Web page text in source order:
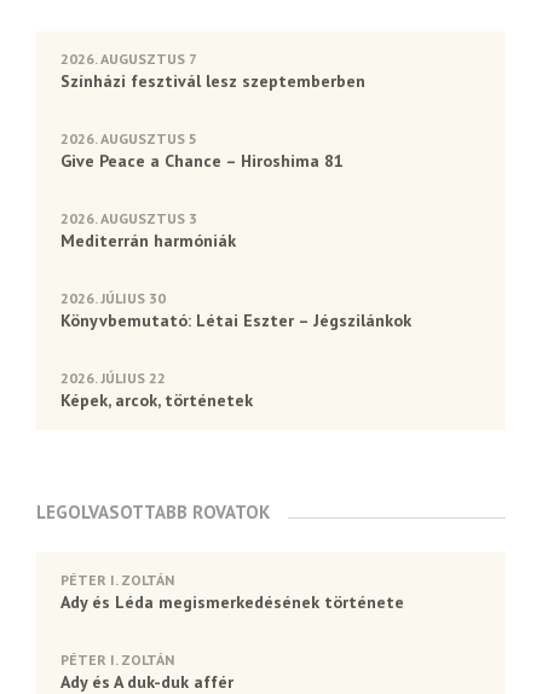
2026. AUGUSZTUS 7
Színházi fesztivál lesz szeptemberben
2026. AUGUSZTUS 5
Give Peace a Chance – Hiroshima 81
2026. AUGUSZTUS 3
Mediterrán harmóniák
2026. JÚLIUS 30
Könyvbemutató: Létai Eszter – Jégszilánkok
2026. JÚLIUS 22
Képek, arcok, történetek
LEGOLVASOTTABB ROVATOK
PÉTER I. ZOLTÁN
Ady és Léda megismerkedésének története
PÉTER I. ZOLTÁN
Ady és A duk-duk affér